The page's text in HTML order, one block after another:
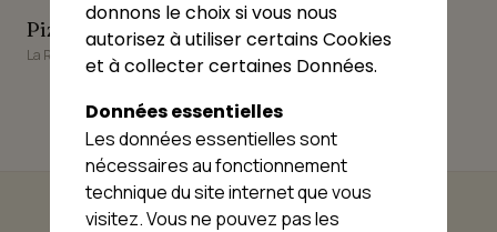
Pizza Plus
Pizza Plus
La Roche-sur-Foron
Pizza Pizzi
Pizza Pizzi
Etaux
donnons le choix si vous nous
autorisez à utiliser certains Cookies
et à collecter certaines Données.
Données essentielles
Les données essentielles sont
nécessaires au fonctionnement
technique du site internet que vous
visitez. Vous ne pouvez pas les